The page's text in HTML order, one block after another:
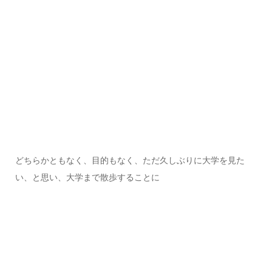
どちらかともなく、目的もなく、ただ久しぶりに大学を見た
い、と思い、大学まで散歩することに